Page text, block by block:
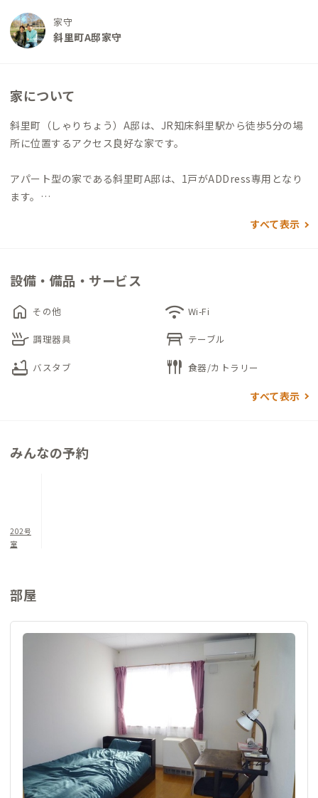
家守
斜里町A邸家守
家について
斜里町（しゃりちょう）A邸は、JR知床斜里駅から徒歩5分の場
所に位置するアクセス良好な家です。
アパート型の家である斜里町A邸は、1戸がADDress専用となり
ます。
トイレがあるため、個室内で生活をすることも可能です。
で、店舗の共有スペースで観光案内ができます。家守や地域の方
との交流をしたい時には、同スペースにて会話をお楽しみくだ
さい。
すべて表示
設備・備品・サービス
home その他 wifi Wi-Fi
skillet 調理器具 table_restaurant テーブル
bathtub バスタブ flatware 食器/カトラリー
すべて表示
みんなの予約
202号
室
部屋